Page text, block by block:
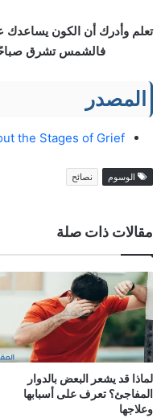
تعلم وأدرك أن الكون يساعدك
فالشمس تشرق
المصدر
the Stages of Grief
الوسوم نصائح
مقالات ذات صلة
لماذا قد يشعر البعض بالدوار
المفاجئ؟ تعرف على أسبابها
وعلاجها